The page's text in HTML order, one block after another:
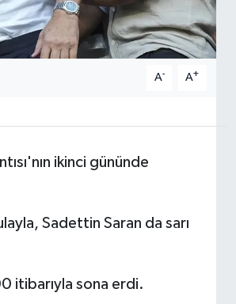
A- A+
ikinci gününde
Sadettin Saran da sarı
itibarıyla sona erdi.